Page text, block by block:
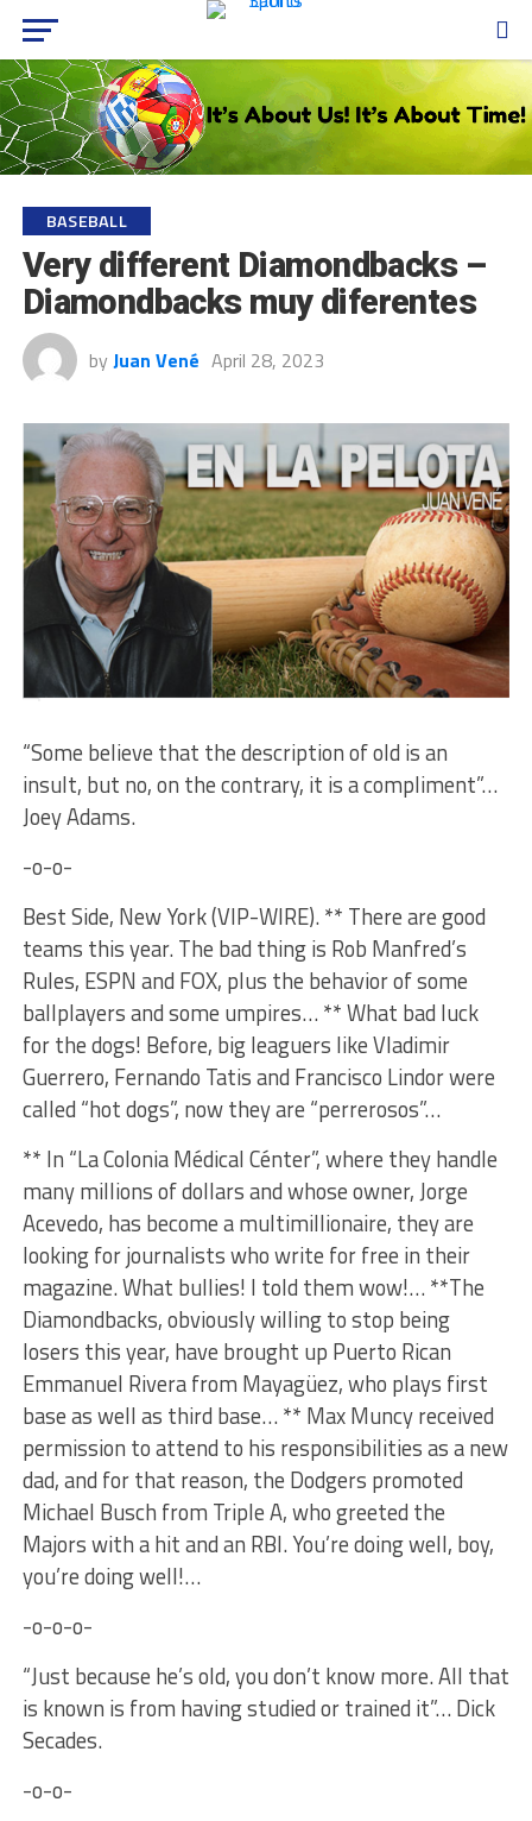
BASEBALL
Very different Diamondbacks –
Diamondbacks muy diferentes
by Juan Vené April 28, 2023
“Some believe that the description of old is an
insult, but no, on the contrary, it is a compliment”…
Joey Adams.
-o-o-
Best Side, New York (VIP-WIRE). ** There are good
teams this year. The bad thing is Rob Manfred’s
Rules, ESPN and FOX, plus the behavior of some
ballplayers and some umpires… ** What bad luck
for the dogs! Before, big leaguers like Vladimir
Guerrero, Fernando Tatis and Francisco Lindor were
called “hot dogs”, now they are “perrerosos”…
** In “La Colonia Médical Cénter”, where they handle
many millions of dollars and whose owner, Jorge
Acevedo, has become a multimillionaire, they are
looking for journalists who write for free in their
magazine. What bullies! I told them wow!… **The
Diamondbacks, obviously willing to stop being
losers this year, have brought up Puerto Rican
Emmanuel Rivera from Mayagüez, who plays first
base as well as third base… ** Max Muncy received
permission to attend to his responsibilities as a new
dad, and for that reason, the Dodgers promoted
Michael Busch from Triple A, who greeted the
Majors with a hit and an RBI. You’re doing well, boy,
you’re doing well!…
-o-o-o-
“Just because he’s old, you don’t know more. All that
is known is from having studied or trained it”… Dick
Secades.
-o-o-